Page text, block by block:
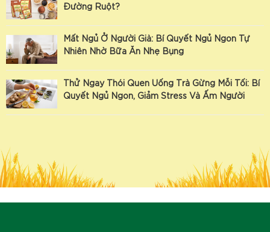
Đường Ruột?
Mất Ngủ Ở Người Già: Bí Quyết Ngủ Ngon Tự
Nhiên Nhờ Bữa Ăn Nhẹ Bụng
Thử Ngay Thói Quen Uống Trà Gừng Mỗi Tối: Bí
Quyết Ngủ Ngon, Giảm Stress Và Ấm Người